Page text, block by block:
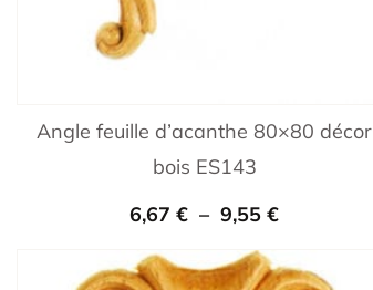
Angle feuille d’acanthe 80×80 décor
bois ES143
6,67€ – 9,55€